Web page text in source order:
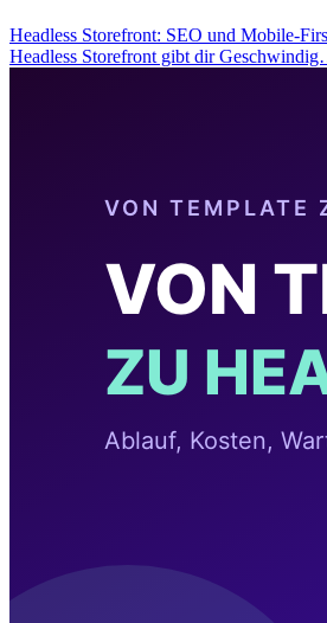
Headless Storefront: SEO und Mobile-
Headless Storefront gibt dir